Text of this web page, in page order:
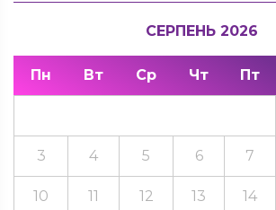
СЕРПЕНЬ 2026
Пн Вт Ср Чт Пт
3 4 5 6 7
10 11 12 13 14